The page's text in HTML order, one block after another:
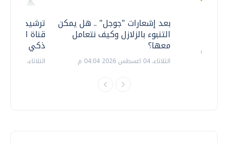
ترشيدا
قناة
ذكي
الثلاثاء، 14 يوليو 2026 06:11 م
بعد إشعارات "جوجل" .. هل يمكن
التنبوء بالزلازل وكيف نتعامل
معها؟
الثلاثاء، 04 اغسطس 2026 04:04 م